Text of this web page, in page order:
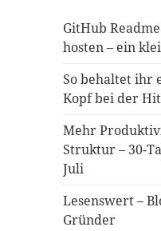
GitHub
hosten – ein
So behaltet ihr
Kopf bei der
Mehr
Struktur – 30-
Juli
Lesenswert –
Gründer